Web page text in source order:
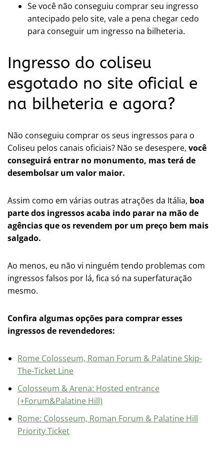
Se você não conseguiu comprar seu ingresso
antecipado pelo site, vale a pena chegar cedo
para conseguir um ingresso na bilheteria.
Ingresso do coliseu
esgotado no site oficial e
na bilheteria e agora?
Não conseguiu comprar os seus ingressos para o
Coliseu pelos canais oficiais? Não se desespere, você
conseguirá entrar no monumento, mas terá de
desembolsar um valor maior.
Assim como em várias outras atrações da Itália, boa
parte dos ingressos acaba indo parar na mão de
agências que os revendem por um preço bem mais
salgado.
Ao menos, eu não vi ninguém tendo problemas com
ingressos falsos por lá, fica só na superfaturação
mesmo.
Confira algumas opções para comprar esses
ingressos de revendedores:
Rome Colosseum, Roman Forum & Palatine Skip-
The-Ticket Line
Colosseum & Arena: Hosted entrance
(+Forum&Palatine Hill)
Rome: Colosseum, Roman Forum & Palatine Hill
Priority Ticket